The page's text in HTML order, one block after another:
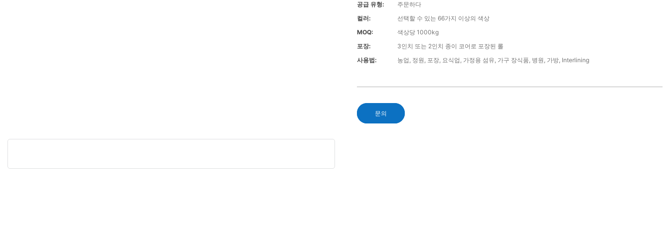
공급 유형:
주문하다
컬러:
선택할 수 있는 66가지 이상의 색상
MOQ:
색상당 1000kg
포장:
3인치 또는 2인치 종이 코어로 포장된 롤
사용법:
농업, 정원, 포장, 요식업, 가정용 섬유, 가구 장식품, 병원, 가방, Interlining
문의